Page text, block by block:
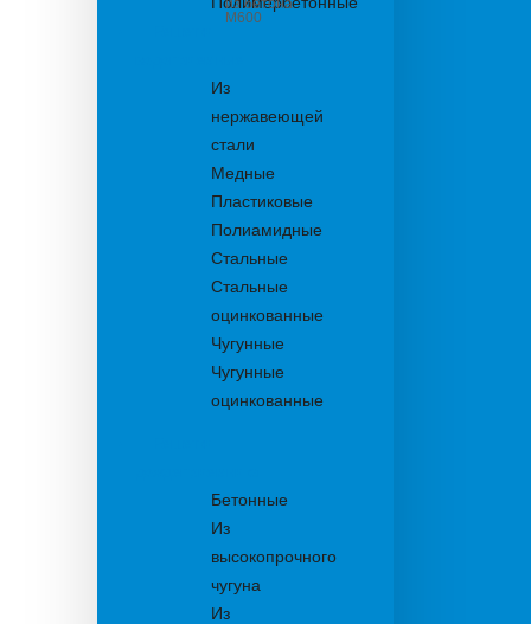
из бетона
М600
Из
нержавеющей
стали
Медные
Пластиковые
Полиамидные
Стальные
Стальные
оцинкованные
Чугунные
Чугунные
оцинкованные
Бетонные
Из
высокопрочного
чугуна
Из